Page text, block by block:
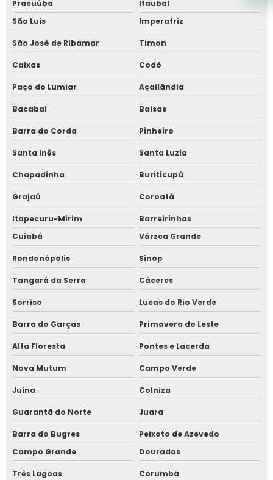
Pracuúba
Itaubal
São Luís
Imperatriz
São José de Ribamar Timon
Caixas Codó
Paço do Lumiar Açailândia
Bacabal Balsas
Barra do Corda Pinheiro
Santa Inês Santa Luzia
Chapadinha Buriticupú
Grajaú Coroatá
Itapecuru-Mirim
Barreirinhas
Cuiabá
Várzea Grande
Rondonópolis Sinop
Tangará da Serra Cáceres
Sorriso Lucas do Rio Verde
Barra do Garças Primavera do Leste
Alta Floresta Pontes e Lacerda
Nova Mutum Campo Verde
Juína Colniza
Guarantã do Norte Juara
Barra do Bugres
Peixoto de Azevedo
Campo Grande
Dourados
Três Lagoas Corumbá